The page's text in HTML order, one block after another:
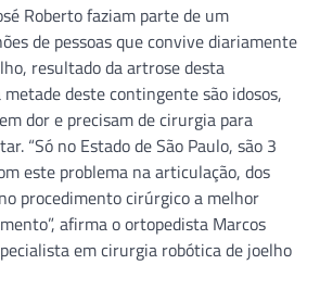
Roberto faziam parte de um
de pessoas que convive diariamente
resultado da artrose desta
deste contingente são idosos,
dor e precisam de cirurgia para
“Só no Estado de São Paulo, são 3
este problema na articulação, dos
procedimento cirúrgico a melhor
afirma o ortopedista Marcos
em cirurgia robótica de joelho